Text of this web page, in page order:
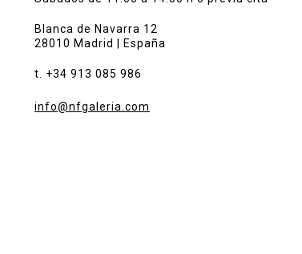
Blanca de Navarra 12
28010 Madrid | España
t. +34 913 085 986
info@nfgaleria.com